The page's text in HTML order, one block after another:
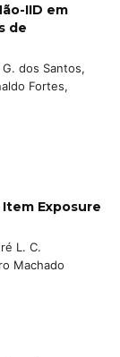
IID em
de
dos Santos,
Fortes,
Exposure
L. C.
Machado